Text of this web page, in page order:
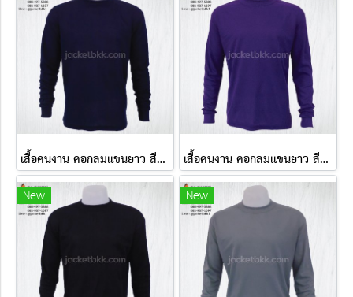
เสื้อคนงาน คอกลมแขนยาว สีกรมท่า เสื้อคนงาน คอกลมแขนยาว สีม่วงเข้ม
New New